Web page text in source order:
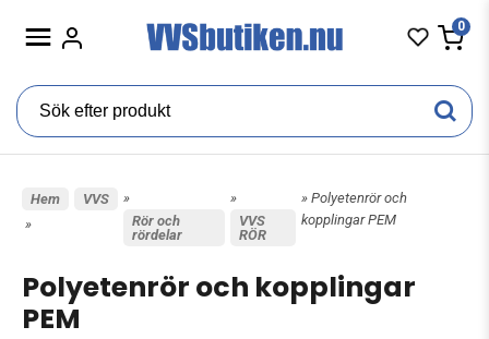
0
Hem
»
VVS
»
Rör och
rördelar
»
VVS
RÖR
» Polyetenrör och
kopplingar PEM
Polyetenrör och kopplingar
PEM